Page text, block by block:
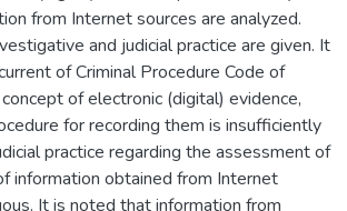
from Internet sources are analyzed.
and judicial practice are given. It
of Criminal Procedure Code of
of electronic (digital) evidence,
for recording them is insufficiently
practice regarding the assessment of
information obtained from Internet
It is noted that information from